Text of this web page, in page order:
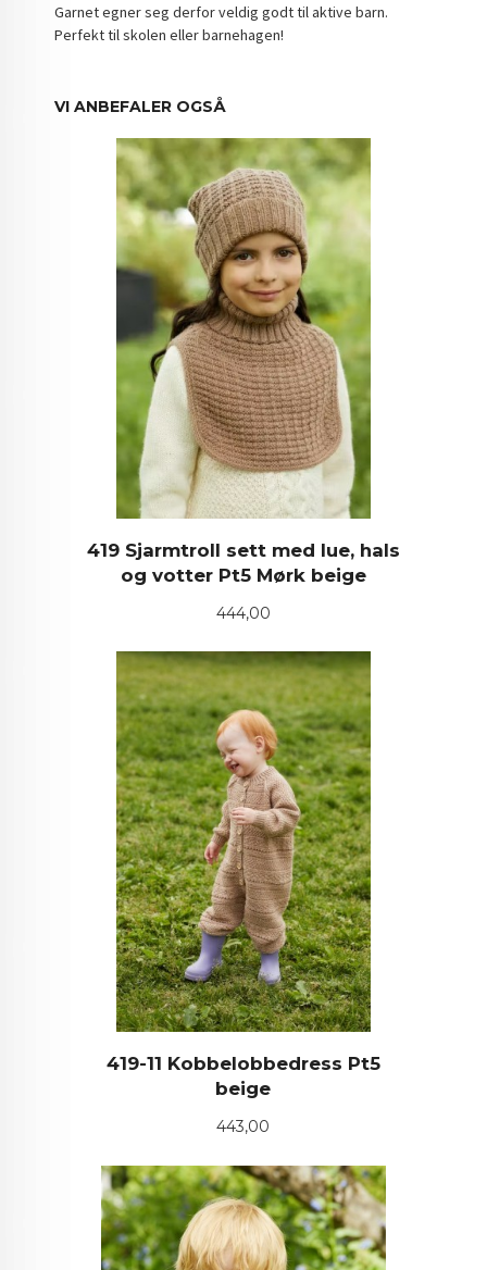
Garnet egner seg derfor veldig godt til aktive barn.
Perfekt til skolen eller barnehagen!
VI ANBEFALER OGSÅ
419 Sjarmtroll sett med lue, hals
og votter Pt5 Mørk beige
Pris
444,00
419-11 Kobbelobbedress Pt5
beige
Pris
443,00